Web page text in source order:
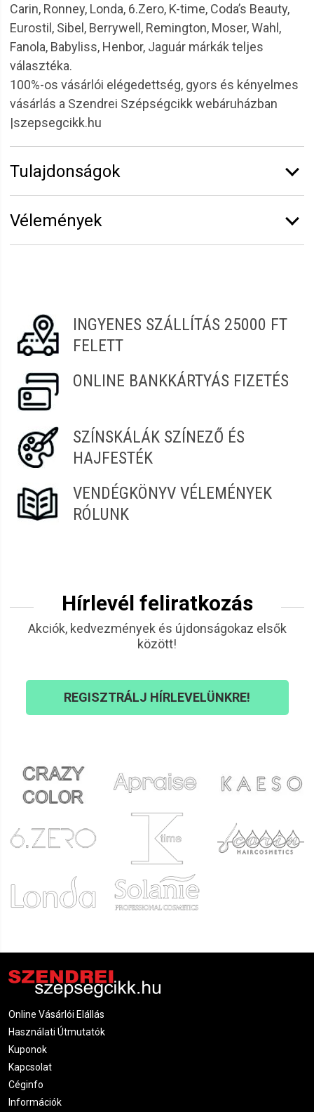
Carin, Ronney, Londa, 6.Zero, K-time, Coda’s Beauty,
Eurostil, Sibel, Berrywell, Remington, Moser, Wahl,
Fanola, Babyliss, Henbor, Jaguár márkák teljes
választéka.
100%-os vásárlói elégedettség, gyors és kényelmes
vásárlás a Szendrei Szépségcikk webáruházban
|szepsegcikk.hu
Tulajdonságok
Kiszerelés:
Termékcsalád:
He.She
Vélemények
INGYENES SZÁLLÍTÁS 25000 FT
FELETT
ONLINE BANKKÁRTYÁS FIZETÉS
SZÍNSKÁLÁK SZÍNEZŐ ÉS
HAJFESTÉK
VENDÉGKÖNYV VÉLEMÉNYEK
RÓLUNK
Hírlevél feliratkozás
Akciók, kedvezmények és újdonságokaz elsők
között!
REGISZTRÁLJ HÍRLEVELÜNKRE!
Online Vásárlói Elállás
Használati Útmutatók
Kuponok
Kapcsolat
Céginfo
Információk